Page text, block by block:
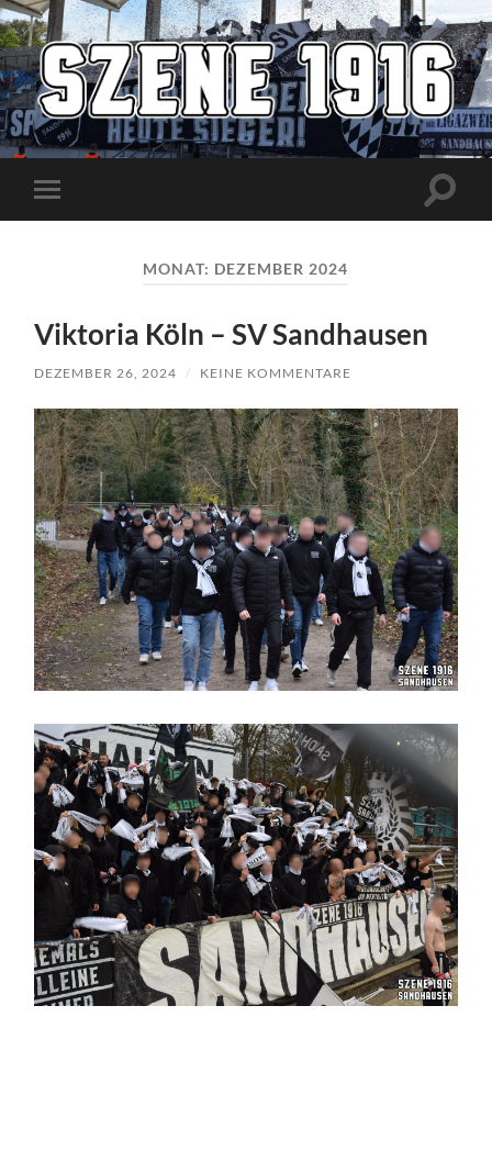
Szene1916
Menü
MONAT: DEZEMBER 2024
Viktoria Köln – SV Sandhausen
DEZEMBER 26, 2024 / KEINE KOMMENTARE